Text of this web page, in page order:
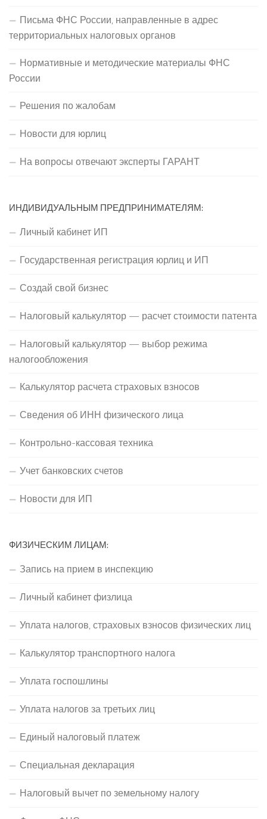
Письма ФНС России, направленные в адрес
территориальных налоговых органов
Нормативные и методические материалы ФНС
России
Решения по жалобам
Новости для юрлиц
На вопросы отвечают эксперты ГАРАНТ
ИНДИВИДУАЛЬНЫМ ПРЕДПРИНИМАТЕЛЯМ:
Личный кабинет ИП
Государственная регистрация юрлиц и ИП
Создай свой бизнес
Налоговый калькулятор — расчет стоимости патента
Налоговый калькулятор — выбор режима
налогообложения
Калькулятор расчета страховых взносов
Сведения об ИНН физического лица
Контрольно-кассовая техника
Учет банковских счетов
Новости для ИП
ФИЗИЧЕСКИМ ЛИЦАМ:
Запись на прием в инспекцию
Личный кабинет физлица
Уплата налогов, страховых взносов физических лиц
Калькулятор транспортного налога
Уплата госпошлины
Уплата налогов за третьих лиц
Единый налоговый платеж
Специальная декларация
Налоговый вычет по земельному налогу